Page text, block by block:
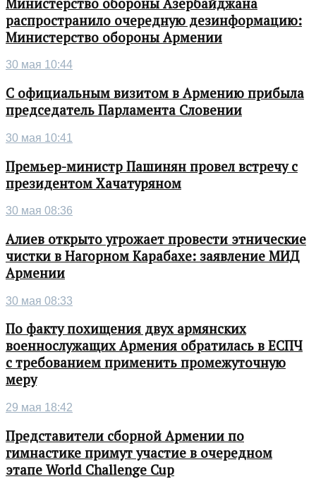
распространило очередную дезинформацию:
Министерство обороны Армении
30 мая 10:44
С официальным визитом в Армению прибыла
председатель Парламента Словении
30 мая 10:41
Премьер-министр Пашинян провел встречу с
президентом Хачатуряном
30 мая 08:36
Алиев открыто угрожает провести этнические
чистки в Нагорном Карабахе: заявление МИД
Армении
30 мая 08:33
По факту похищения двух армянских
военнослужащих Армения обратилась в ЕСПЧ
с требованием применить промежуточную
меру
29 мая 18:42
Представители сборной Армении по
гимнастике примут участие в очередном
этапе World Challenge Cup